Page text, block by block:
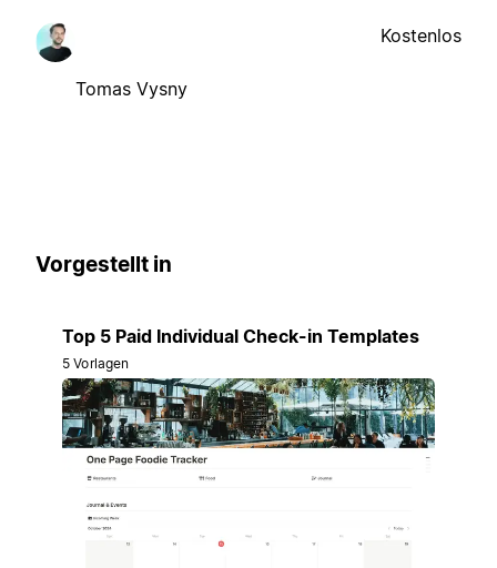
Tomas Vysny
Kostenlos
Vorgestellt in
Top 5 Paid Individual Check-in Templates
5 Vorlagen